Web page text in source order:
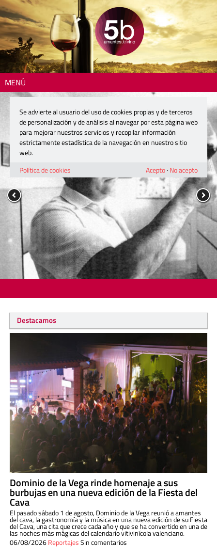
MENÚ
Destacamos
Dominio de la Vega rinde homenaje a sus
burbujas en una nueva edición de la Fiesta del
Cava
El pasado sábado 1 de agosto, Dominio de la Vega reunió a amantes
del cava, la gastronomía y la música en una nueva edición de su Fiesta
del Cava, una cita que crece cada año y que se ha convertido en una de
las noches más mágicas del calendario vitivinícola valenciano.
06/08/2026ReportajesSin comentarios
Se advierte al usuario del uso de cookies propias y de terceros
de personalización y de análisis al navegar por esta página web
para mejorar nuestros servicios y recopilar información
estrictamente estadística de la navegación en nuestro sitio
web.
Política de cookies
Acepto· No acepto